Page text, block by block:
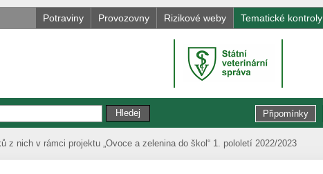
Potraviny Provozovny Rizikové weby Tematické kontroly
Připomínky
z nich v rámci projektu „Ovoce a zelenina do škol“ 1. pololetí 2022/2023